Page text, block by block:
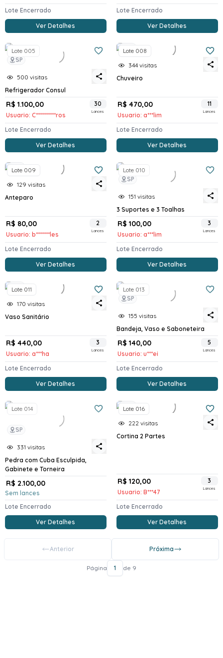
Lote Encerrado
Ver Detalhes
Lote Encerrado
Ver Detalhes
SP
Lote 005
500 visitas
Refrigerador Consul
R$ 1.100,00
Usuario: C**********ros
30
Lances
Lote Encerrado
Ver Detalhes
SP
Lote 008
344 visitas
Chuveiro
R$ 470,00
Usuario: a***lim
11
Lances
Lote Encerrado
Ver Detalhes
SP
Lote 009
129 visitas
Anteparo
R$ 80,00
Usuario: b*******les
2
Lances
Lote Encerrado
Ver Detalhes
SP
Lote 010
151 visitas
3 Suportes e 3 Toalhas
R$ 100,00
Usuario: a***lim
3
Lances
Lote Encerrado
Ver Detalhes
SP
Lote 011
170 visitas
Vaso Sanitário
R$ 440,00
Usuario: a***ha
3
Lances
Lote Encerrado
Ver Detalhes
SP
Lote 013
155 visitas
Bandeja, Vaso e Saboneteira
R$ 140,00
Usuario: u***ei
5
Lances
Lote Encerrado
Ver Detalhes
SP
Lote 014
331 visitas
Pedra com Cuba Esculpida,
Gabinete e Torneira
R$ 2.100,00
Sem lances
Lote Encerrado
Ver Detalhes
SP
Lote 016
222 visitas
Cortina 2 Partes
R$ 120,00
Usuario: B***47
3
Lances
Lote Encerrado
Ver Detalhes
Anterior Próxima
Página 1 de 9